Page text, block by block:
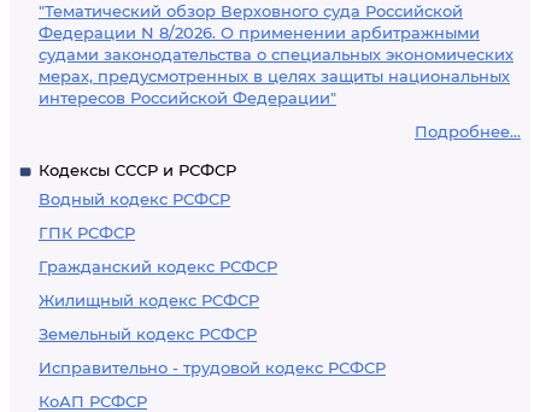
"Тематический обзор Верховного суда Российской
Федерации N 8/2026. О применении арбитражными
судами законодательства о специальных экономических
мерах, предусмотренных в целях защиты национальных
интересов Российской Федерации"
Подробнее...
Кодексы СССР и РСФСР
Водный кодекс РСФСР
ГПК РСФСР
Гражданский кодекс РСФСР
Жилищный кодекс РСФСР
Земельный кодекс РСФСР
Исправительно - трудовой кодекс РСФСР
КоАП РСФСР